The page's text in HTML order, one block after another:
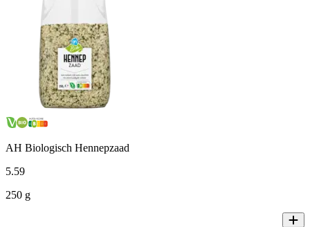
AH Biologisch Hennepzaad
5.59
250 g